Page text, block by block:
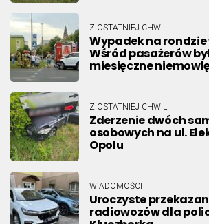
Z OSTATNIEJ CHWILI
Wypadek na rondzie
Wśród pasażerów
miesięczne
Z OSTATNIEJ CHWILI
Zderzenie dwóch
osobowych na ul.
Opolu
WIADOMOŚCI
Uroczyste
radiowozów dla